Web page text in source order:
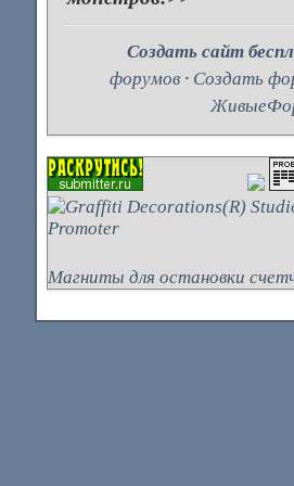
Создать сайт
форумов · Создать
Магниты для остановки